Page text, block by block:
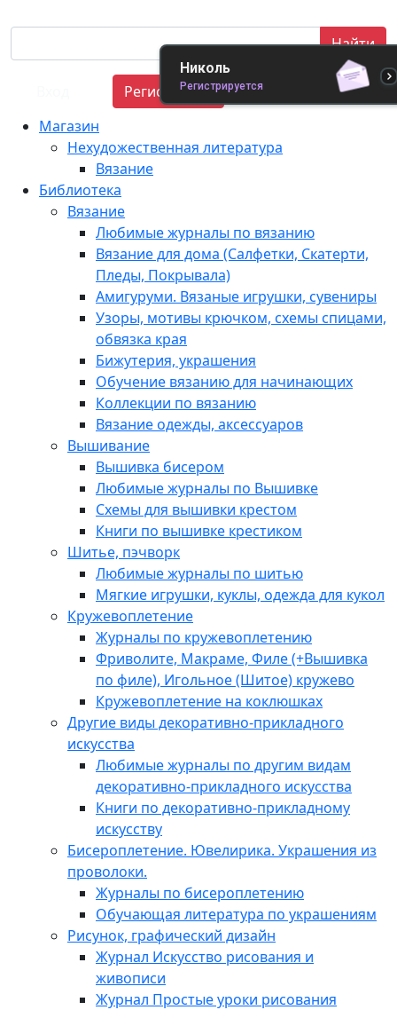
Найти
Регистрация
Магазин
Нехудожественная литература
Вязание
Библиотека
Вязание
Любимые журналы по вязанию
Вязание для дома (Салфетки, Скатерти,
Пледы, Покрывала)
Амигуруми. Вязаные игрушки, сувениры
Узоры, мотивы крючком, схемы спицами,
обвязка края
Бижутерия, украшения
Обучение вязанию для начинающих
Коллекции по вязанию
Вязание одежды, аксессуаров
Вышивание
Вышивка бисером
Любимые журналы по Вышивке
Схемы для вышивки крестом
Книги по вышивке крестиком
Шитье, пэчворк
Любимые журналы по шитью
Мягкие игрушки, куклы, одежда для кукол
Кружевоплетение
Журналы по кружевоплетению
Фриволите, Макраме, Филе (+Вышивка
по филе), Игольное (Шитое) кружево
Кружевоплетение на коклюшках
Другие виды декоративно-прикладного
искусства
Любимые журналы по другим видам
декоративно-прикладного искусства
Книги по декоративно-прикладному
искусству
Бисероплетение. Ювелирика. Украшения из
проволоки.
Журналы по бисероплетению
Обучающая литература по украшениям
Рисунок, графический дизайн
Журнал Искусство рисования и
живописи
Журнал Простые уроки рисования
Николь
Регистрируется